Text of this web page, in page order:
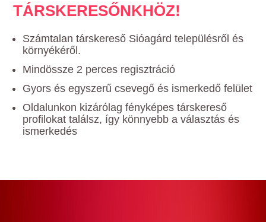
TÁRSKERESŐNKHÖZ!
Számtalan társkereső Sióagárd településről és
környékéről.
Mindössze 2 perces regisztráció
Gyors és egyszerű csevegő és ismerkedő felület
Oldalunkon kizárólag fényképes társkereső
profilokat találsz, így könnyebb a választás és
ismerkedés